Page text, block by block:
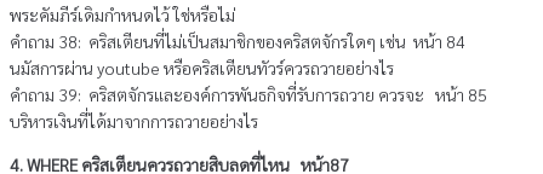
พระคัมภีร์เดิมกำหนดไว้ ใช่หรือไม่
คำถาม 38: คริสเตียนที่ไม่เป็นสมาชิกของคริสตจักรใดๆ เช่น หน้า 84
นมัสการผ่าน youtube หรือคริสเตียนทัวร์ควรถวายอย่างไร
คำถาม 39: คริสตจักรและองค์การพันธกิจที่รับการถวาย ควรจะ หน้า 85
บริหารเงินที่ได้มาจากการถวายอย่างไร
4. WHERE คริสเตียนควรถวายสิบลดที่ไหน หน้า87